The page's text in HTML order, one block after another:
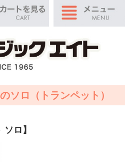
ソロ（トランペット）
ロ】